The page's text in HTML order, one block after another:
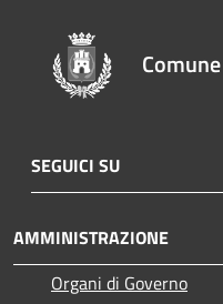
SEGUICI SU
AMMINISTRAZIONE
Organi di Governo